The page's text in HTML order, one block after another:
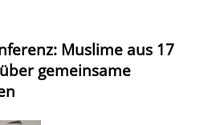
Muslime aus 17
gemeinsame